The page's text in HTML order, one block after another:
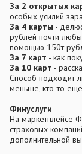
За 2 открытых
особых усилий
За 4 карты -
рублей почти
помощью 150т
За 7 карт - как
За 10 карт -
Способ подходит
меньше, кто-то
Финуслуги
На маркетплейсе
страховых
дополнительной